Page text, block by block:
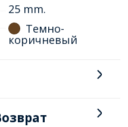
25 mm.
Темно-
коричневый